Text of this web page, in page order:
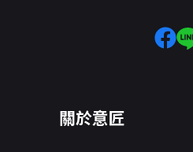
關於意匠